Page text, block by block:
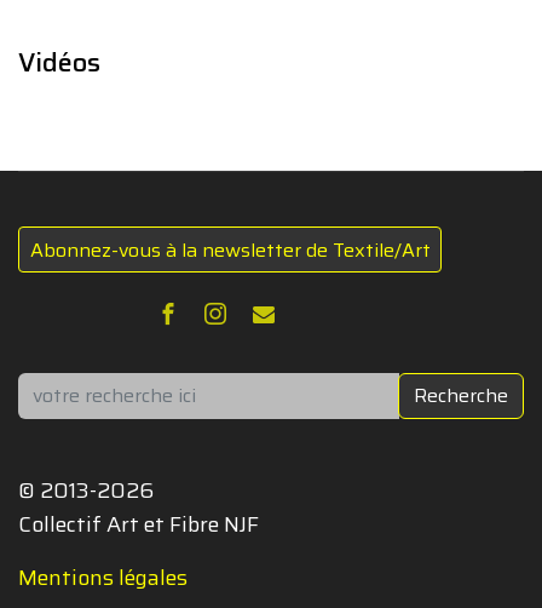
Vidéos
Abonnez-vous à la newsletter de Textile/Art
Rechercher Recherche
© 2013-2026
Collectif Art et Fibre NJF
Mentions légales